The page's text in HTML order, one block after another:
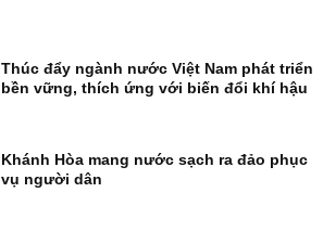
Thúc đẩy ngành nước Việt Nam phát triển
bền vững, thích ứng với biến đổi khí hậu
Khánh Hòa mang nước sạch ra đảo phục
vụ người dân